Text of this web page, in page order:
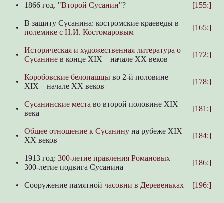
• 1866 год. "Второй Сусанин"? [155:]
•
В защиту Сусанина: костромские краеведы в
полемике с Н.И. Костомаровым
[165:]
•
Историческая и художественная литература о
Сусанине в конце XIX – начале XX веков
[172:]
•
Коробовские белопашцы во 2-й половине
XIX – начале XX веков
[178:]
•
Сусанинские места во второй половине XIX
века
[181:]
•
Общее отношение к Сусанину на рубеже XIX –
XX веков
[184:]
•
1913 год: 300-летие правления Романовых –
300-летие подвига Сусанина
[186:]
• Сооружение памятной часовни в Деревеньках [196:]